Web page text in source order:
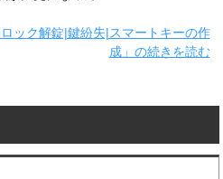
ック解錠|鍵紛失|スマートキーの作
成」の続きを読む